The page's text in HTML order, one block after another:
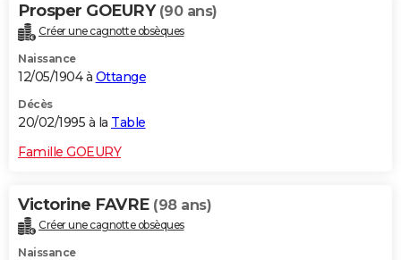
Prosper GOEURY (90 ans)
Créer une cagnotte obsèques
Naissance
12/05/1904 à Ottange
Décès
20/02/1995 à la Table
Famille GOEURY
Victorine FAVRE (98 ans)
Créer une cagnotte obsèques
Naissance